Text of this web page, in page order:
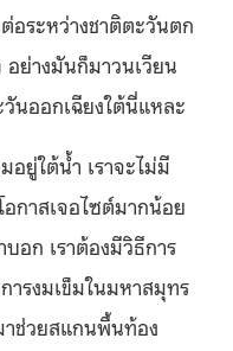
อระหว่างชาติตะวันตก
ย่างมันก็มาวนเวียน
นออกเฉียงใต้นี่แหละ
ยู่ใต้น้ำ เราจะไม่มี
อกาสเจอไซต์มากน้อย
อก เราต้องมีวิธีการ
ารงมเข็มในมหาสมุทร
าช่วยสแกนพื้นท้อง